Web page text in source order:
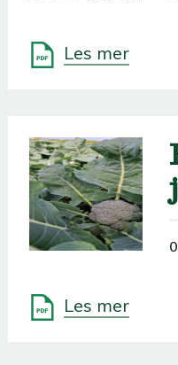
Les mer
Les mer